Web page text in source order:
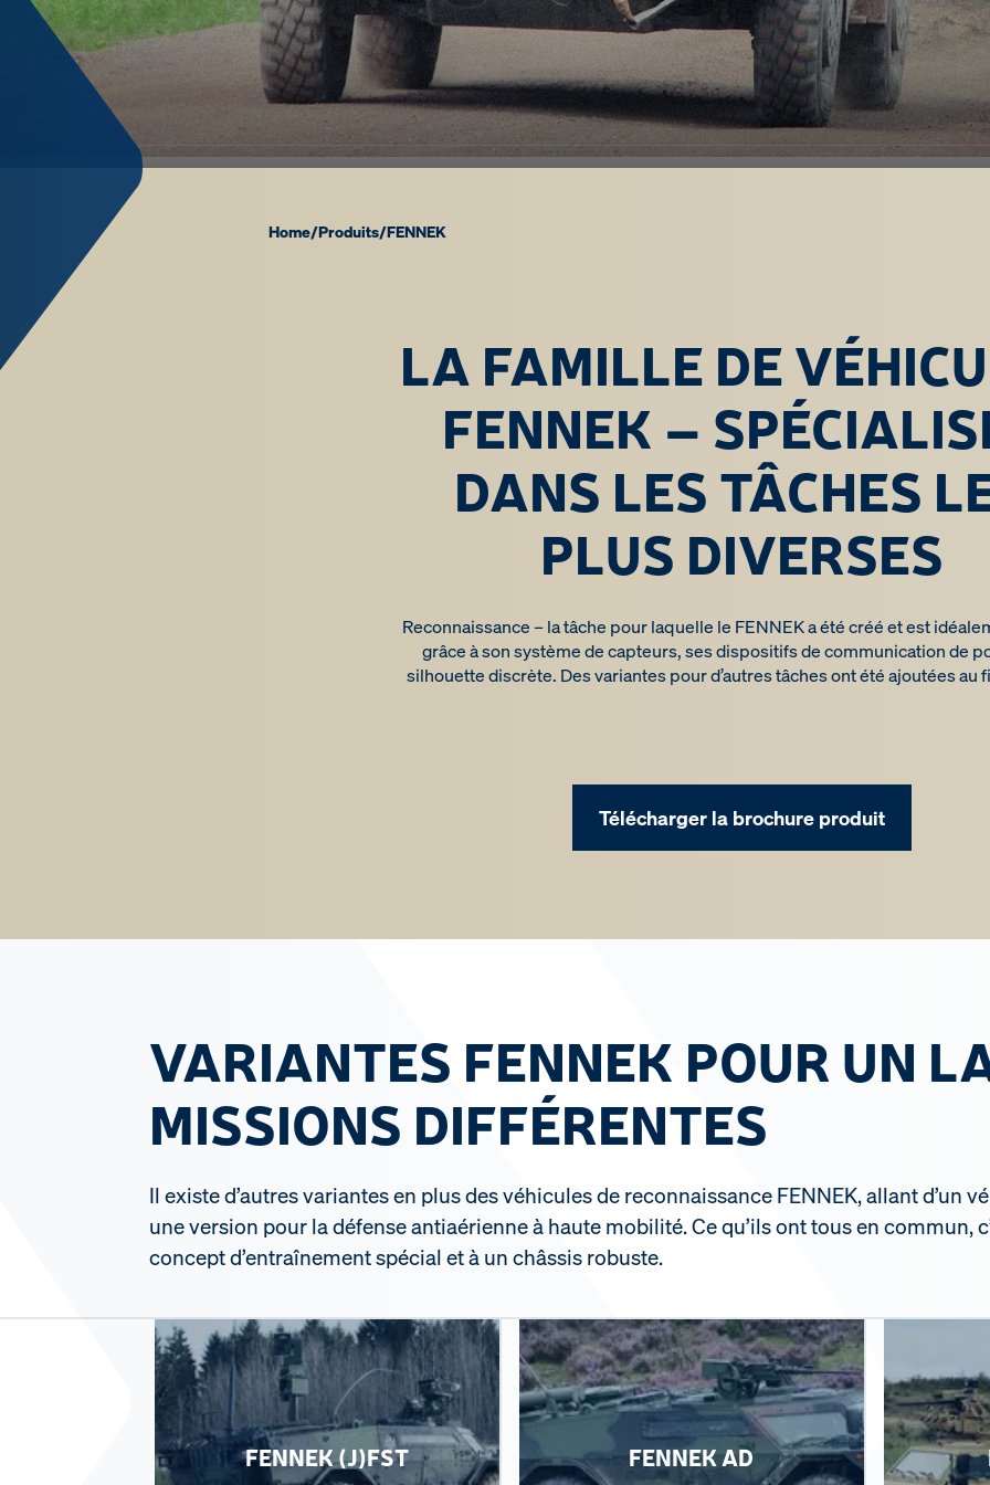
Home/Produits/FENNEK
LA FAMILLE DE
FENNEK –
DANS LES TÂCHES
PLUS DIVERSES
Reconnaissance – la tâche pour laquelle le FENNEK a été créé et est
grâce à son système de capteurs, ses dispositifs de communication de
silhouette discrète. Des variantes pour d’autres tâches ont été ajoutées au
Télécharger la brochure produit
VARIANTES FENNEK POUR UN
MISSIONS DIFFÉRENTES
Il existe d’autres variantes en plus des véhicules de reconnaissance FENNEK, allant d’un
une version pour la défense antiaérienne à haute mobilité. Ce qu’ils ont tous en commun,
concept d’entraînement spécial et à un châssis robuste.
FENNEK (J)FST FENNEK AD